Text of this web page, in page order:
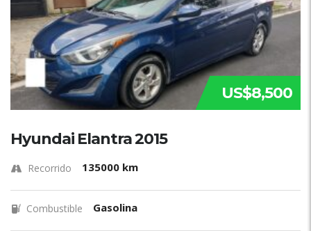
US$8,500
Hyundai Elantra 2015
Recorrido 135000 km
Combustible Gasolina